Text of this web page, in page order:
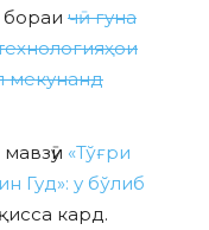
бораи чӣ гуна
мекунанд
«Тўғри
Гуд»: у бўлиб
қисса кард.